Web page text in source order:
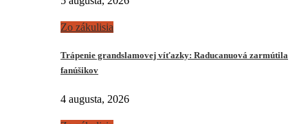
Zo zákulisia
Trápenie grandslamovej víťazky: Raducanuová zarmútila
fanúšikov
4 augusta, 2026